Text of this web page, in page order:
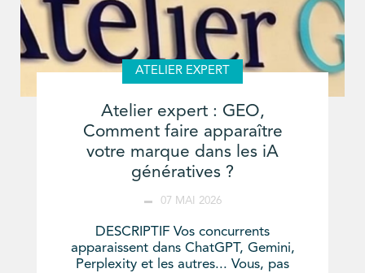
ATELIER EXPERT
Atelier expert : GEO,
Comment faire apparaître
votre marque dans les iA
génératives ?
07 MAI 2026
DESCRIPTIF Vos concurrents
apparaissent dans ChatGPT, Gemini,
Perplexity et les autres... Vous, pas